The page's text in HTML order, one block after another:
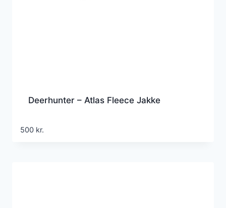
Deerhunter – Atlas Fleece Jakke
500 kr.